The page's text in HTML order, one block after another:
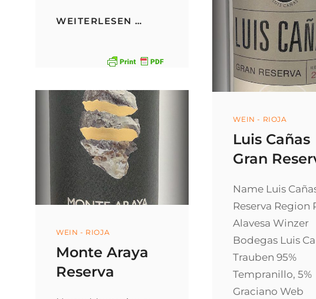
WEITERLESEN …
Categories
WEIN - RIOJA
Luis Cañas
Gran
Name Luis
Reserva Region
Alavesa Winzer
Bodegas Luis
Trauben 95%
Tempranillo, 5%
Graciano Web
Categories
WEIN - RIOJA
Monte Araya
Reserva